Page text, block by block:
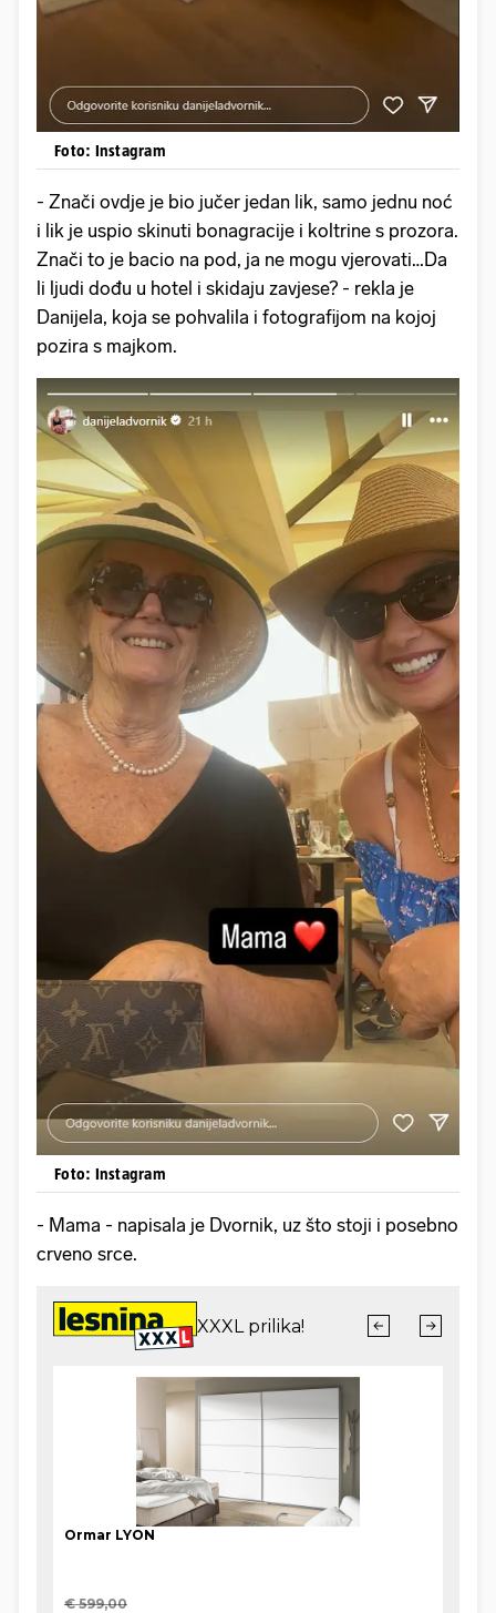
Foto: Instagram
- Znači ovdje je bio jučer jedan lik, samo jednu noć
i lik je uspio skinuti bonagracije i koltrine s prozora.
Znači to je bacio na pod, ja ne mogu vjerovati…Da
li ljudi dođu u hotel i skidaju zavjese? - rekla je
Danijela, koja se pohvalila i fotografijom na kojoj
pozira s majkom.
Foto: Instagram
- Mama - napisala je Dvornik, uz što stoji i posebno
crveno srce.